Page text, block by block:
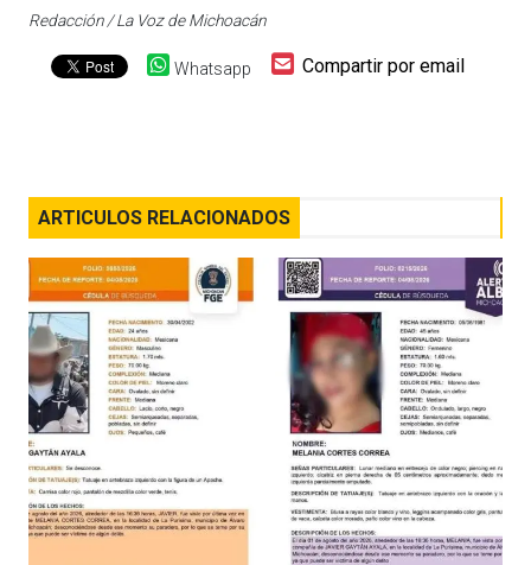
Redacción / La Voz de Michoacán
Whatsapp Compartir por email
ARTICULOS RELACIONADOS